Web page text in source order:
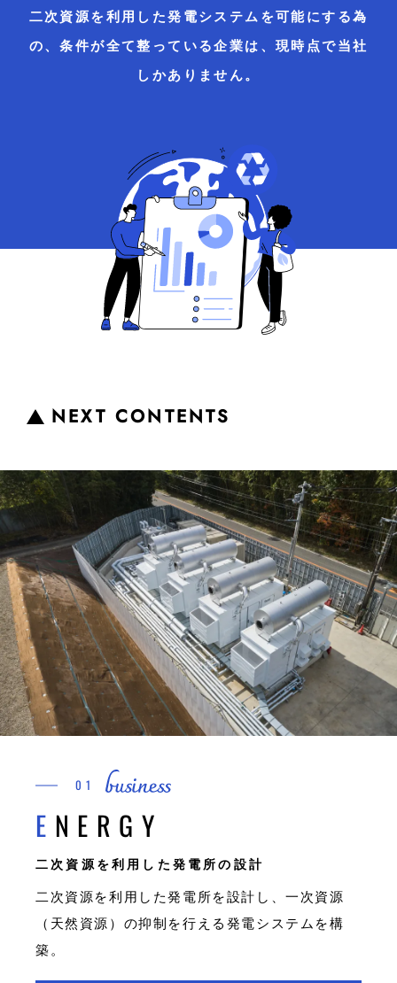
二次資源を利用した発電システムを可能にする為
の、条件が全て整っている企業は、 現時点で当社
しかありません。
NEXT CONTENTS
01
ENERGY
二次資源を利用した発電所の設計
二次資源を利用した発電所を設計し、一次資源
（天然資源）の抑制を行える発電システムを構
築。